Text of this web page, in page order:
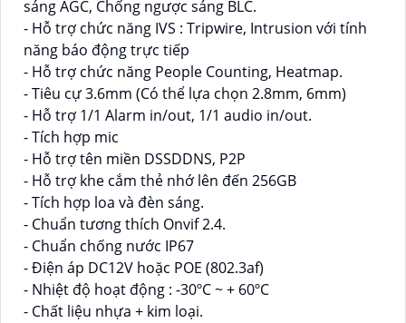
sáng AGC, Chống ngược sáng BLC.
- Hỗ trợ chức năng IVS : Tripwire, Intrusion với tính
năng báo động trực tiếp
- Hỗ trợ chức năng People Counting, Heatmap.
- Tiêu cự 3.6mm (Có thể lựa chọn 2.8mm, 6mm)
- Hỗ trợ 1/1 Alarm in/out, 1/1 audio in/out.
- Tích hợp mic
- Hỗ trợ tên miền DSSDDNS, P2P
- Hỗ trợ khe cắm thẻ nhớ lên đến 256GB
- Tích hợp loa và đèn sáng.
- Chuẩn tương thích Onvif 2.4.
- Chuẩn chống nước IP67
- Điện áp DC12V hoặc POE (802.3af)
- Nhiệt độ hoạt động : -30ºC ~ + 60ºC
- Chất liệu nhựa + kim loại.